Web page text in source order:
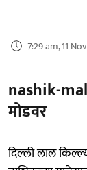
7:29 am, 11
nashik-
मोडवर
दिल्ली लाल